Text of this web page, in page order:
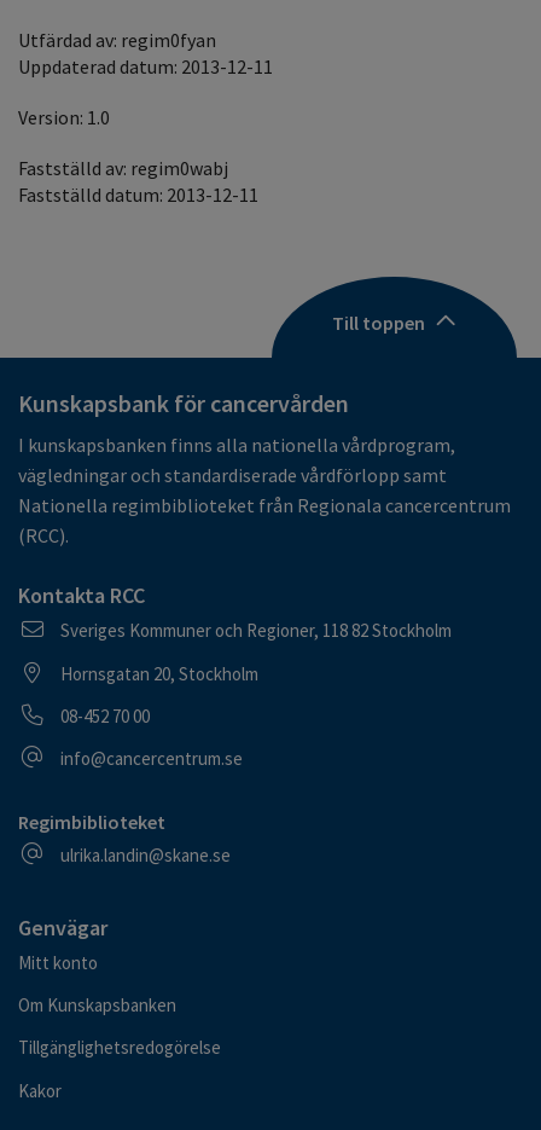
Utfärdad av: regim0fyan
Uppdaterad datum: 2013-12-11
Version: 1.0
Fastställd av: regim0wabj
Fastställd datum: 2013-12-11
Till toppen
Kunskapsbank för cancervården
I kunskapsbanken finns alla nationella vårdprogram,
vägledningar och standardiserade vårdförlopp samt
Nationella regimbiblioteket från Regionala cancercentrum
(RCC).
Kontakta RCC
Postadress
Sveriges Kommuner och Regioner, 118 82 Stockholm
Besöksadress
Hornsgatan 20, Stockholm
Telefonnummer
08-452 70 00
E-postadress
info@cancercentrum.se
Regimbiblioteket
E-postadress
ulrika.landin@skane.se
Genvägar
Mitt konto
Om Kunskapsbanken
Tillgänglighetsredogörelse
Kakor